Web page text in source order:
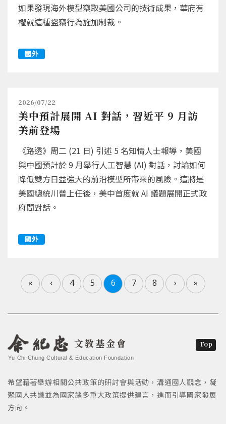
如果發現海外模型竊取美國公司的技術成果，華府有
權就這種盜竊行為施加制裁。
國外
2026/07/22
美中預計展開 AI 對話，習近平 9 月訪
美前登場
《路透》周二 (21 日) 引述 5 名知情人士報導，美國
與中國預計於 9 月舉行人工智慧 (AI) 對話，討論如何
降低雙方日益強大的前沿模型所帶來的風險。這將是
美國總統川普上任後，美中首度就 AI 議題展開正式政
府間對話。
國外
« ‹ 4 5 6 7 8 › »
文教基金會
Yu Chi-Chung Cultural & Education Foundation
希望藉著舉辦相關公共政策的研討會與活動，溝通國人觀念，凝
聚國人共識並為國家諸多重大政策提供建言，進而引導國家發展
方向。
Top